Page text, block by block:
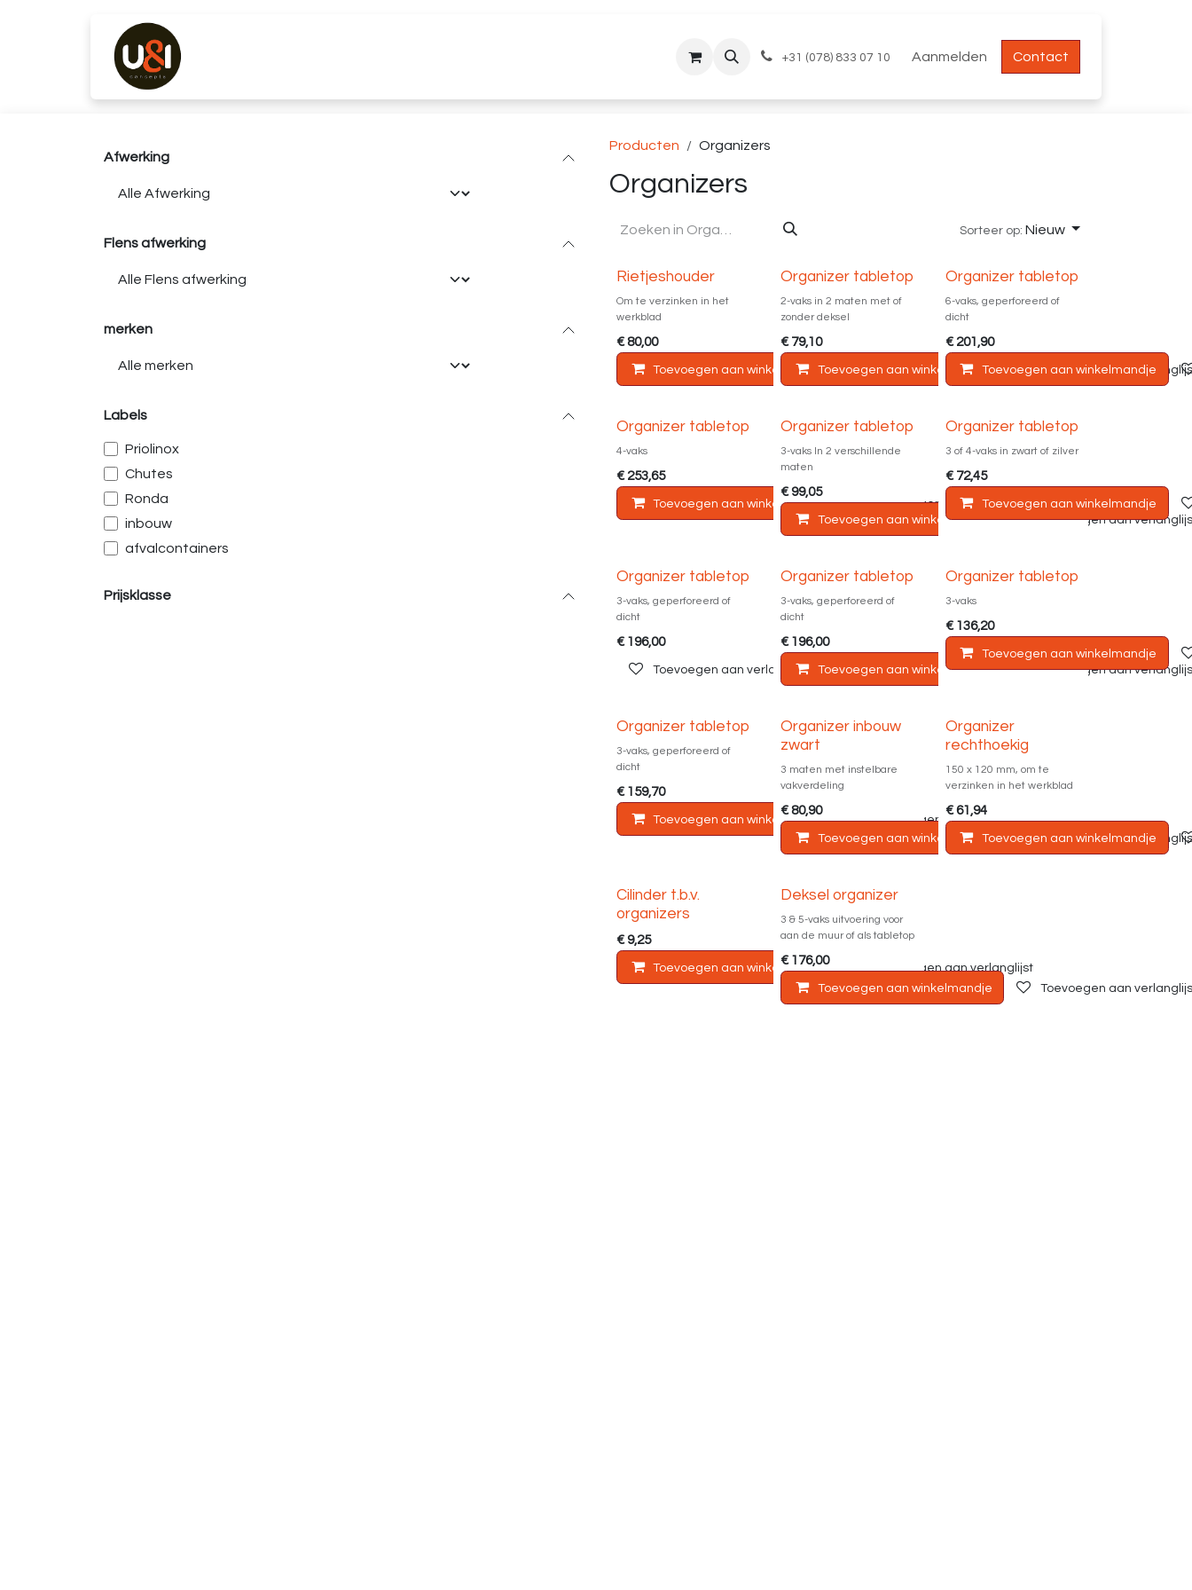
+31 (078) 833 07 10 Aanmelden Contact
Afwerking
Flens afwerking
merken
Labels
Priolinox
Chutes
Ronda
inbouw
afvalcontainers
Prijsklasse
Producten Organizers
Organizers
Sorteer op: Nieuw
Rietjeshouder
Om te verzinken in het
werkblad
€80,00
Toevoegen aan winkelmandje Toevoegen aan verlanglijst
Organizer tabletop
2-vaks in 2 maten met of
zonder deksel
€ 79,10
Toevoegen aan winkelmandje Toevoegen aan
Organizer tabletop
6-vaks, geperforeerd of
dicht
€ 201,90
Toevoegen aan winkelmandje
Organizer tabletop
4-vaks
€ 253,65
Toevoegen aan winkelmandje Toevoegen aan verlanglijst
Organizer tabletop
3-vaks In 2 verschillende
maten
€99,05
Toevoegen aan winkelmandje Toevoegen aan
Organizer tabletop
3 of 4-vaks in zwart of zilver
€ 72,45
Toevoegen aan winkelmandje
Organizer tabletop
3-vaks, geperforeerd of
dicht
€ 196,00
Toevoegen aan verlanglijst
Organizer tabletop
3-vaks, geperforeerd of
dicht
€ 196,00
Toevoegen aan winkelmandje Toevoegen aan
Organizer tabletop
3-vaks
€ 136,20
Toevoegen aan winkelmandje
Organizer tabletop
3-vaks, geperforeerd of
dicht
€ 159,70
Toevoegen aan winkelmandje Toevoegen aan verlanglijst
Organizer inbouw
zwart
3 maten met instelbare
vakverdeling
€80,90
Toevoegen aan winkelmandje Toevoegen aan
Organizer
rechthoekig
150 x 120 mm, om te
verzinken in het werkblad
€61,94
Toevoegen aan winkelmandje
Cilinder t.b.v.
organizers
€9,25
Toevoegen aan winkelmandje Toevoegen aan verlanglijst
Deksel organizer
3 & 5-vaks uitvoering voor
aan de muur of als tabletop
€ 176,00
Toevoegen aan winkelmandje Toevoegen aan